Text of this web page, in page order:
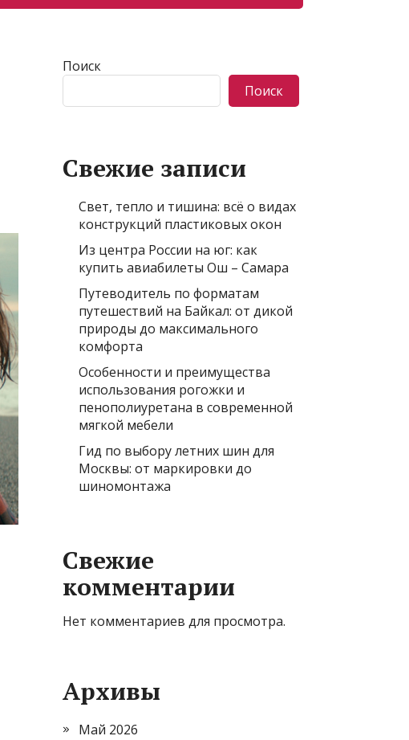
Поиск
Поиск
Свежие записи
Свет, тепло и тишина: всё о видах
конструкций пластиковых окон
Из центра России на юг: как
купить авиабилеты Ош – Самара
Путеводитель по форматам
путешествий на Байкал: от дикой
природы до максимального
комфорта
Особенности и преимущества
использования рогожки и
пенополиуретана в современной
мягкой мебели
Гид по выбору летних шин для
Москвы: от маркировки до
шиномонтажа
Свежие
комментарии
Нет комментариев для просмотра.
Архивы
Май 2026